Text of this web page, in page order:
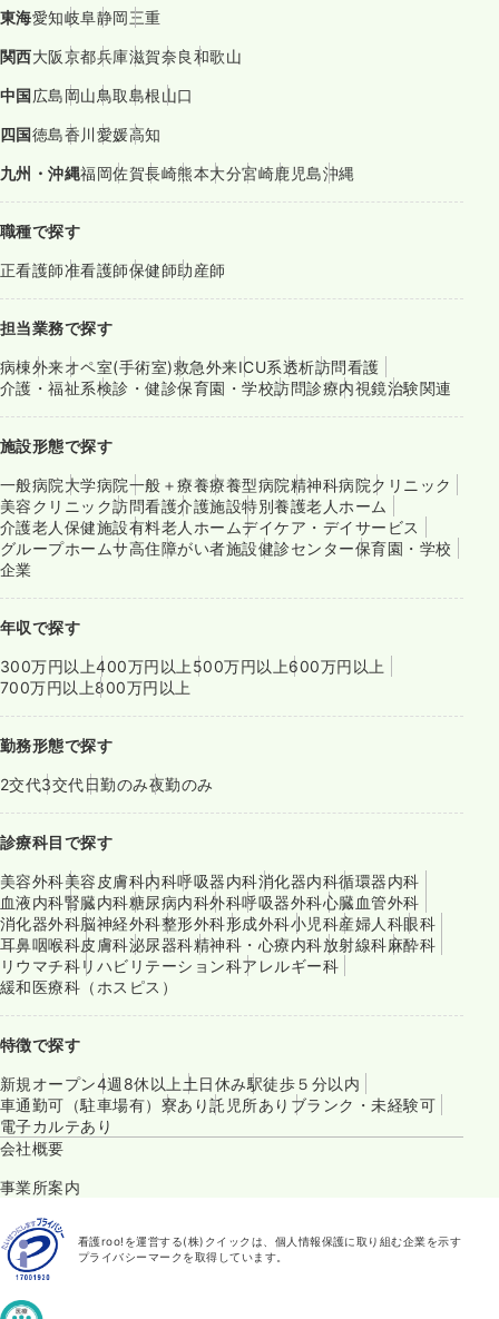
東海愛知岐阜静岡三重
関西大阪京都兵庫滋賀奈良和歌山
中国広島岡山鳥取島根山口
四国徳島香川愛媛高知
九州・沖縄福岡佐賀長崎熊本大分宮崎鹿児島沖縄
職種で探す
正看護師准看護師保健師助産師
担当業務で探す
病棟外来オペ室(手術室)救急外来ICU系透析訪問看護
介護・福祉系検診・健診保育園・学校訪問診療内視鏡治験関連
施設形態で探す
一般病院大学病院一般＋療養療養型病院精神科病院クリニック
美容クリニック訪問看護介護施設特別養護老人ホーム
介護老人保健施設有料老人ホームデイケア・デイサービス
グループホームサ高住障がい者施設健診センター保育園・学校
企業
年収で探す
300万円以上400万円以上 500万円以上600万円以上
700万円以上800万円以上
勤務形態で探す
2交代3交代日勤のみ夜勤のみ
診療科目で探す
美容外科美容皮膚科内科呼吸器内科消化器内科循環器内科
血液内科腎臓内科糖尿病内科外科呼吸器外科心臓血管外科
消化器外科脳神経外科整形外科形成外科小児科産婦人科眼科
耳鼻咽喉科皮膚科泌尿器科精神科・心療内科放射線科麻酔科
リウマチ科リハビリテーション科アレルギー科
緩和医療科（ホスピス）
特徴で探す
新規オープン4週8休以上 土日休み駅徒歩５分以内
車通勤可（駐車場有） 寮あり託児所あり ブランク・未経験可
電子カルテあり
会社概要
事業所案内
看護roo!を運営する(株)クイックは、個人情報保護に取り組む企業を示す
プライバシーマークを取得しています。